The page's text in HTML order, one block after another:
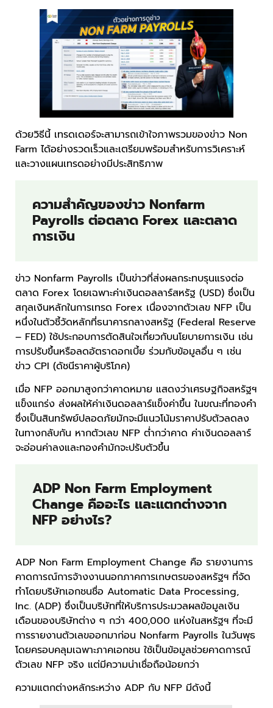
ด้วยวิธีนี้ เทรดเดอร์จะสามารถเข้าใจภาพรวมของข่าว Non
Farm ได้อย่างรวดเร็วและเตรียมพร้อมสำหรับการวิเคราะห์
และวางแผนเทรดอย่างมีประสิทธิภาพ
ความสำคัญของข่าว Nonfarm
Payrolls ต่อตลาด Forex และตลาด
การเงิน
ข่าว Nonfarm Payrolls เป็นข่าวที่ส่งผลกระทบรุนแรงต่อ
ตลาด Forex โดยเฉพาะค่าเงินดอลลาร์สหรัฐ (USD) ซึ่งเป็น
สกุลเงินหลักในการเทรด Forex เนื่องจากตัวเลข NFP เป็น
หนึ่งในตัวชี้วัดหลักที่ธนาคารกลางสหรัฐ (Federal Reserve
– FED) ใช้ประกอบการตัดสินใจเกี่ยวกับนโยบายการเงิน เช่น
การปรับขึ้นหรือลดอัตราดอกเบี้ย ร่วมกับข้อมูลอื่น ๆ เช่น
ข่าว CPI (ดัชนีราคาผู้บริโภค)
เมื่อ NFP ออกมาสูงกว่าคาดหมาย แสดงว่าเศรษฐกิจสหรัฐฯ
แข็งแกร่ง ส่งผลให้ค่าเงินดอลลาร์แข็งค่าขึ้น ในขณะที่ทองคำ
ซึ่งเป็นสินทรัพย์ปลอดภัยมักจะมีแนวโน้มราคาปรับตัวลดลง
ในทางกลับกัน หากตัวเลข NFP ต่ำกว่าคาด ค่าเงินดอลลาร์
จะอ่อนค่าลงและทองคำมักจะปรับตัวขึ้น
ADP Non Farm Employment
Change คืออะไร และแตกต่างจาก
NFP อย่างไร?
ADP Non Farm Employment Change คือ รายงานการ
คาดการณ์การจ้างงานนอกภาคการเกษตรของสหรัฐฯ ที่จัด
ทำโดยบริษัทเอกชนชื่อ Automatic Data Processing,
Inc. (ADP) ซึ่งเป็นบริษัทที่ให้บริการประมวลผลข้อมูลเงิน
เดือนของบริษัทต่าง ๆ กว่า 400,000 แห่งในสหรัฐฯ ที่จะมี
การรายงานตัวเลขออกมาก่อน Nonfarm Payrolls ในวันพุธ
โดยครอบคลุมเฉพาะภาคเอกชน ใช้เป็นข้อมูลช่วยคาดการณ์
ตัวเลข NFP จริง แต่มีความน่าเชื่อถือน้อยกว่า
ความแตกต่างหลักระหว่าง ADP กับ NFP มีดังนี้